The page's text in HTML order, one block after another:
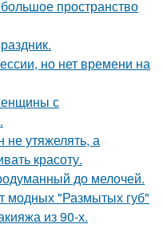
пространство
но нет времени на
с
утяжелять, а
красоту.
до мелочей.
модных "Размытых губ"
из 90-х.